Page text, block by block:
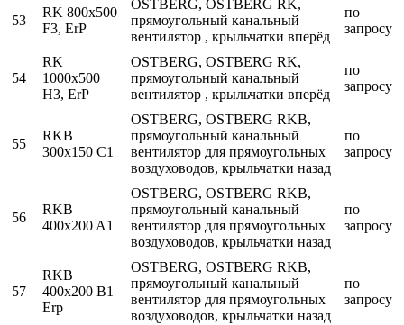
53
RK 800x500
F3, ErP
OSTBERG, OSTBERG RK,
прямоугольный канальный
вентилятор , крыльчатки вперёд
по
запросу
54
RK
1000x500
H3, ErP
OSTBERG, OSTBERG RK,
прямоугольный канальный
вентилятор , крыльчатки вперёд
по
запросу
55
RKB
300x150 C1
OSTBERG, OSTBERG RKB,
прямоугольный канальный
вентилятор для прямоугольных
воздуховодов, крыльчатки назад
по
запросу
56
RKB
400x200 A1
OSTBERG, OSTBERG RKB,
прямоугольный канальный
вентилятор для прямоугольных
воздуховодов, крыльчатки назад
по
запросу
57
RKB
400x200 В1
Erp
OSTBERG, OSTBERG RKB,
прямоугольный канальный
вентилятор для прямоугольных
воздуховодов, крыльчатки назад
по
запросу